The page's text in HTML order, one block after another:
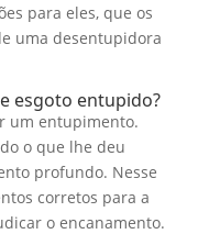
para eles, que os
uma desentupidora
esgoto entupido?
um entupimento.
o que lhe deu
profundo. Nesse
corretos para a
o encanamento.